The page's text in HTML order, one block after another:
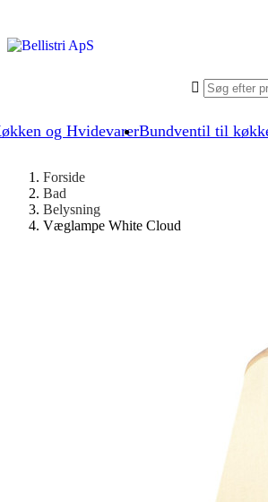
og HvidevarerBundventil til

Forside
Bad
Belysning
Væglampe White Cloud